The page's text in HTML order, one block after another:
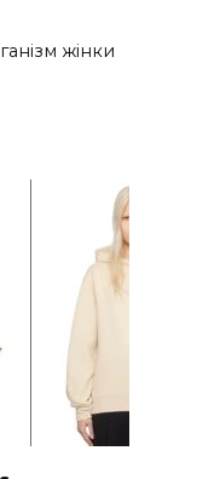
жінки